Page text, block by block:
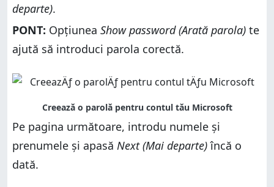
departe).
PONT: Opțiunea Show password (Arată parola) te
ajută să introduci parola corectă.
Pe pagina următoare, introdu numele și
prenumele și apasă Next (Mai departe)încă o
dată.